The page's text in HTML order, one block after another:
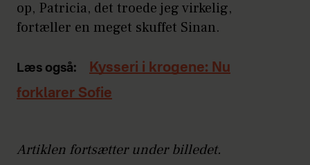
op, Patricia, det troede jeg virkelig,
fortæller en meget skuffet Sinan.
Læs også:
Kysseri i krogene: Nu
forklarer Sofie
Artiklen fortsætter under billedet.